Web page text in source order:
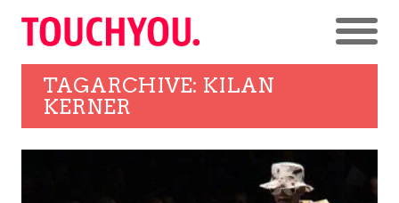
TAGARCHIVE: KILAN
KERNER